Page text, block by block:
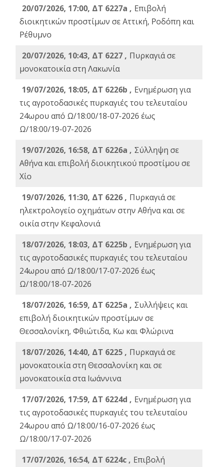
20/07/2026, 17:00, ΔΤ 6227a , Επιβολή
διοικητικών προστίμων σε Αττική, Ροδόπη και
Ρέθυμνο
20/07/2026, 10:43, ΔΤ 6227 , Πυρκαγιά σε
μονοκατοικία στη Λακωνία
19/07/2026, 18:05, ΔΤ 6226b , Ενημέρωση για
τις αγροτοδασικές πυρκαγιές του τελευταίου
24ωρου από Ω/18:00/18-07-2026 έως
Ω/18:00/19-07-2026
19/07/2026, 16:58, ΔΤ 6226a , Σύλληψη σε
Αθήνα και επιβολή διοικητικού προστίμου σε
Χίο
19/07/2026, 11:30, ΔΤ 6226 , Πυρκαγιά σε
ηλεκτρολογείο οχημάτων στην Αθήνα και σε
οικία στην Κεφαλονιά
18/07/2026, 18:03, ΔΤ 6225b , Ενημέρωση για
τις αγροτοδασικές πυρκαγιές του τελευταίου
24ωρου από Ω/18:00/17-07-2026 έως
Ω/18:00/18-07-2026
18/07/2026, 16:59, ΔT 6225a , Συλλήψεις και
επιβολή διοικητικών προστίμων σε
Θεσσαλονίκη, Φθιώτιδα, Κω και Φλώρινα
18/07/2026, 14:40, ΔΤ 6225 , Πυρκαγιά σε
μονοκατοικία στη Θεσσαλονίκη και σε
μονοκατοικία στα Ιωάννινα
17/07/2026, 17:59, ΔΤ 6224d , Ενημέρωση για
τις αγροτοδασικές πυρκαγιές του τελευταίου
24ωρου από Ω/18:00/16-07-2026 έως
Ω/18:00/17-07-2026
17/07/2026, 16:54, ΔΤ 6224c , Επιβολή